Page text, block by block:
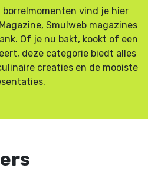
borrelmomenten vind je hier
Smulweb magazines
Of je nu bakt, kookt of een
deze categorie biedt alles
creaties en de mooiste